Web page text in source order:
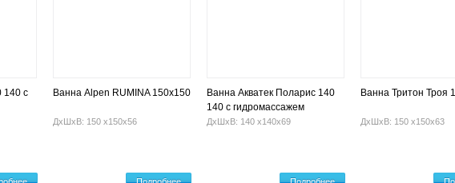
140 с
Ванна Alpen RUMINA 150x150
ДхШхВ: 150 х150х56
Ванна Акватек Поларис 140
140 с гидромассажем
ДхШхВ: 140 х140х69
Ванна Тритон Троя
ДхШхВ: 150 х150х63